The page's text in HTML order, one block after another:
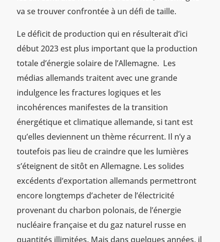
va se trouver confrontée à un défi de taille.
Le déficit de production qui en résulterait d’ici
début 2023 est plus important que la production
totale d’énergie solaire de l’Allemagne. Les
médias allemands traitent avec une grande
indulgence les fractures logiques et les
incohérences manifestes de la transition
énergétique et climatique allemande, si tant est
qu’elles deviennent un thème récurrent. Il n’y a
toutefois pas lieu de craindre que les lumières
s’éteignent de sitôt en Allemagne. Les solides
excédents d’exportation allemands permettront
encore longtemps d’acheter de l’électricité
provenant du charbon polonais, de l’énergie
nucléaire française et du gaz naturel russe en
quantités illimitées. Mais dans quelques années, il